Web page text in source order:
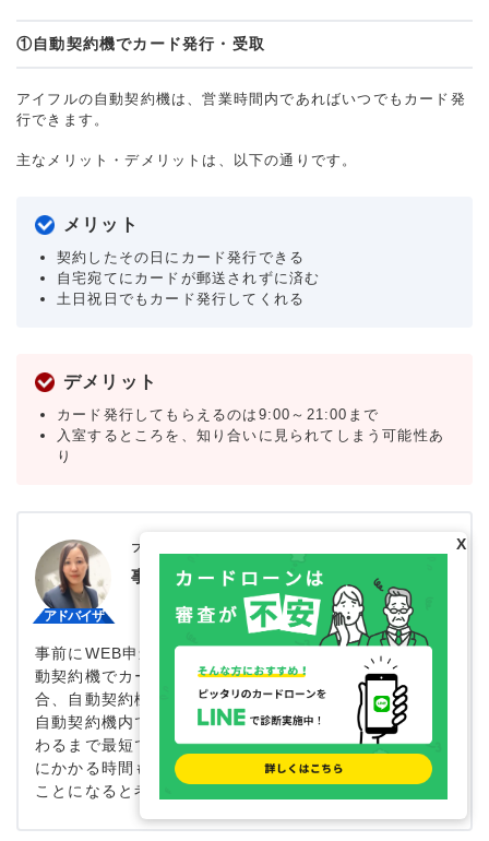
①自動契約機でカード発行・受取
アイフルの自動契約機は、営業時間内であればいつでもカード発
行できます。
主なメリット・デメリットは、以下の通りです。
メリット
契約したその日にカード発行できる
自宅宛てにカードが郵送されずに済む
土日祝日でもカード発行してくれる
デメリット
カード発行してもらえるのは9:00～21:00まで
入室するところを、知り合いに見られてしまう可能性あ
り
ファイナンシャルプランナー｜
事前に申込をしておくのがおすすめ
事前にWEB申込等で審査や契約手続きをしておき、自
動契約機でカードを受け取ることもできます。その場
合、自動契約機内での待ち時間はほとんどありません。
自動契約機内で申込も可能ですが、その場合は審査が終
わるまで最短でも20分待つことになります。各種手続き
にかかる時間も考慮すると、最低でも1時間近く留まる
ことになると考えておきましょう。
X